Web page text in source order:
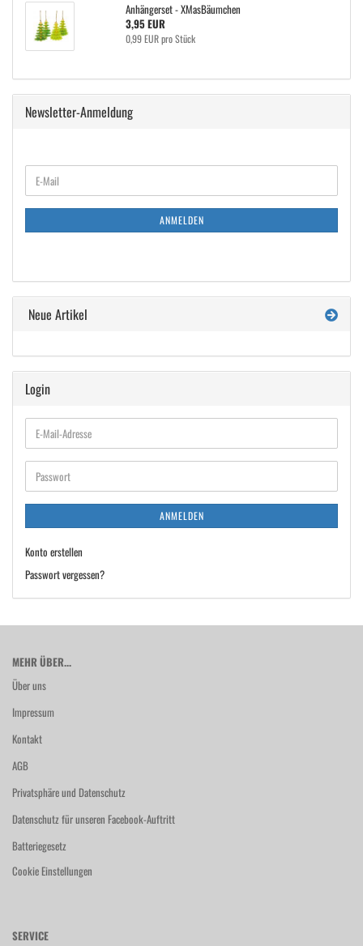
Anhängerset - XMasBäumchen
3,95 EUR
0,99 EUR pro Stück
Newsletter-Anmeldung
ZUR
NEWSLETTER-
E-
Mail
ANMELDEN
Neue Artikel
Login
E-
Mail-
Adresse
Passwort
ANMELDEN
Konto erstellen
Passwort vergessen?
MEHR ÜBER...
Über uns
Impressum
Kontakt
AGB
Privatsphäre und Datenschutz
Datenschutz für unseren Facebook-Auftritt
Batteriegesetz
Cookie Einstellungen
SERVICE